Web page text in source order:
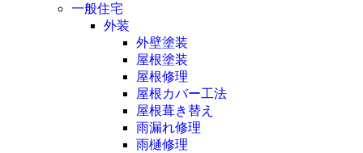
一般住宅
外装
外壁塗装
屋根塗装
屋根修理
屋根カバー工法
屋根葺き替え
雨漏れ修理
雨樋修理